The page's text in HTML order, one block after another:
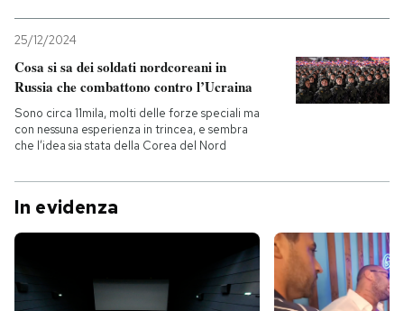
AREA PERSONALE
Entra
25/12/2024
Cosa si sa dei soldati nordcoreani in
Russia che combattono contro l’Ucraina
Sono circa 11mila, molti delle forze speciali ma
con nessuna esperienza in trincea, e sembra
che l’idea sia stata della Corea del Nord
In evidenza